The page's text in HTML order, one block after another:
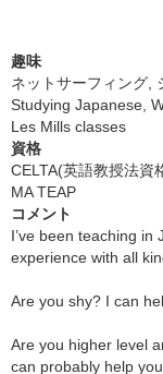
趣味
ネットサーフィング,
Studying Japanese,
Les Mills classes
資格
CELTA(英語教授法資
MA TEAP
コメント
I’ve been teaching
experience with all
Are you shy? I can
Are you higher level
can probably help